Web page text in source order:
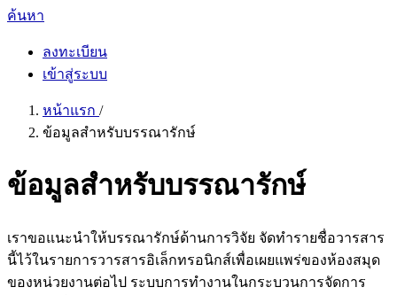
ค้นหา
ลงทะเบียน
เข้าสู่ระบบ
หน้าแรก /
ข้อมูลสำหรับบรรณารักษ์
ข้อมูลสำหรับบรรณารักษ์
เราขอแนะนำให้บรรณารักษ์ด้านการวิจัย จัดทำรายชื่อวารสาร
นี้ไว้ในรายการวารสารอิเล็กทรอนิกส์เพื่อเผยแพร่ของห้องสมุด
ของหน่วยงานต่อไป ระบบการทำงานในกระบวนการจัดการ